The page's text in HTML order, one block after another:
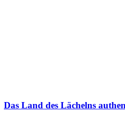
Das Land des Lächelns